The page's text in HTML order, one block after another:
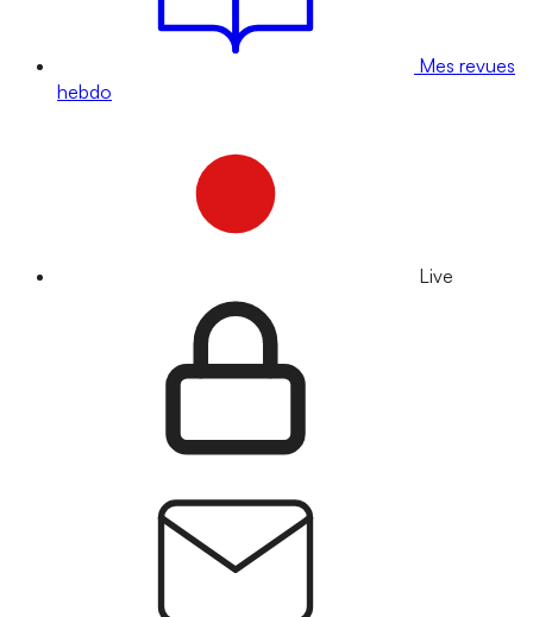
Mes revues
hebdo
Live